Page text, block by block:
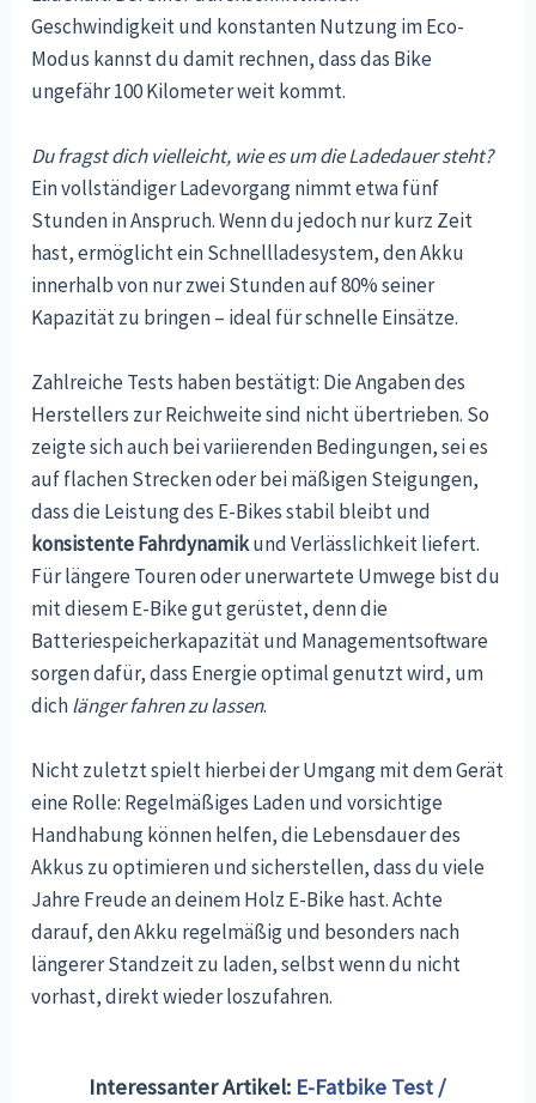
Geschwindigkeit und konstanten Nutzung im Eco-
Modus kannst du damit rechnen, dass das Bike
ungefähr 100 Kilometer weit kommt.
Du fragst dich vielleicht, wie es um die Ladedauer steht?
Ein vollständiger Ladevorgang nimmt etwa fünf
Stunden in Anspruch. Wenn du jedoch nur kurz Zeit
hast, ermöglicht ein Schnellladesystem, den Akku
innerhalb von nur zwei Stunden auf 80% seiner
Kapazität zu bringen – ideal für schnelle Einsätze.
Zahlreiche Tests haben bestätigt: Die Angaben des
Herstellers zur Reichweite sind nicht übertrieben. So
zeigte sich auch bei variierenden Bedingungen, sei es
auf flachen Strecken oder bei mäßigen Steigungen,
dass die Leistung des E-Bikes stabil bleibt und
konsistente Fahrdynamikund Verlässlichkeit liefert.
Für längere Touren oder unerwartete Umwege bist du
mit diesem E-Bike gut gerüstet, denn die
Batteriespeicherkapazität und Managementsoftware
sorgen dafür, dass Energie optimal genutzt wird, um
dichlänger fahren zu lassen.
Nicht zuletzt spielt hierbei der Umgang mit dem Gerät
eine Rolle: Regelmäßiges Laden und vorsichtige
Handhabung können helfen, die Lebensdauer des
Akkus zu optimieren und sicherstellen, dass du viele
Jahre Freude an deinem Holz E-Bike hast. Achte
darauf, den Akku regelmäßig und besonders nach
längerer Standzeit zu laden, selbst wenn du nicht
vorhast, direkt wieder loszufahren.
Interessanter Artikel: E-Fatbike Test /